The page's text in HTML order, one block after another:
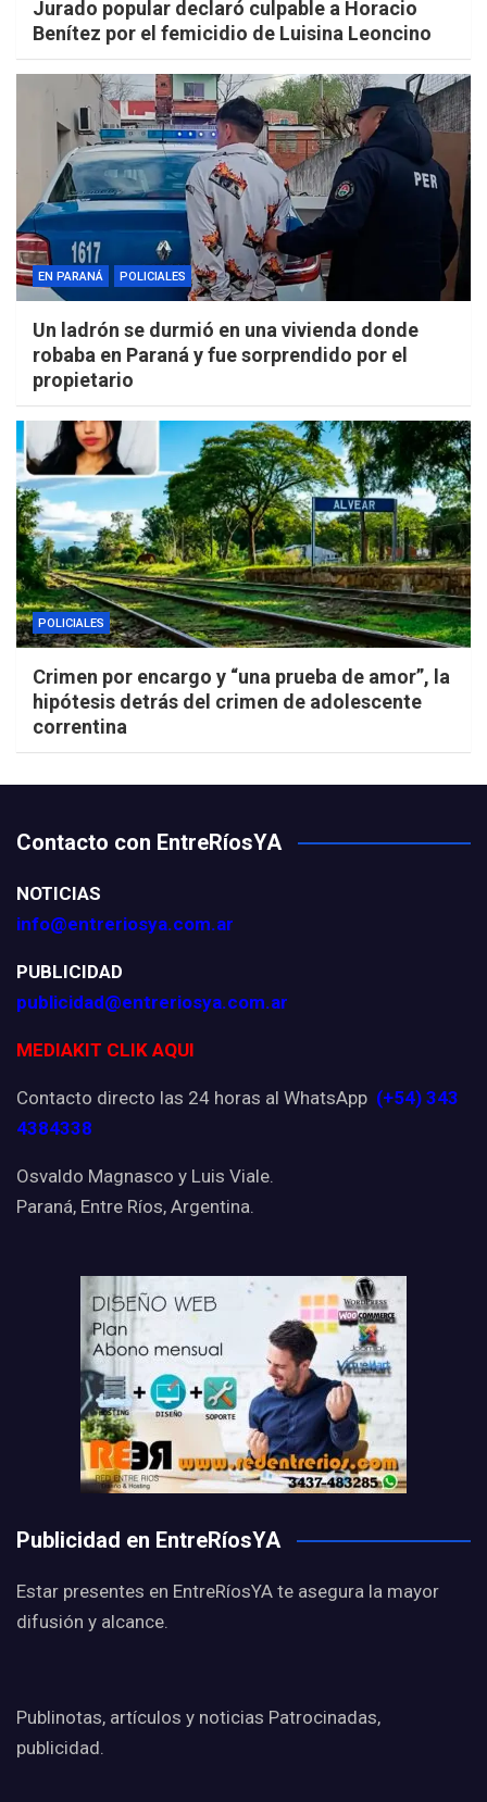
Jurado popular declaró culpable a Horacio
Benítez por el femicidio de Luisina Leoncino
EN PARANÁ POLICIALES
Un ladrón se durmió en una vivienda donde
robaba en Paraná y fue sorprendido por el
propietario
POLICIALES
Crimen por encargo y “una prueba de amor”, la
hipótesis detrás del crimen de adolescente
correntina
Contacto con EntreRíosYA
NOTICIAS
info@entreriosya.com.ar
PUBLICIDAD
publicidad@entreriosya.com.ar
MEDIAKIT CLIK AQUI
Contacto directo las 24 horas al WhatsApp (+54) 343
4384338
Osvaldo Magnasco y Luis Viale.
Paraná, Entre Ríos, Argentina.
Publicidad en EntreRíosYA
Estar presentes en EntreRíosYA te asegura la mayor
difusión y alcance.
Publinotas, artículos y noticias Patrocinadas,
publicidad.